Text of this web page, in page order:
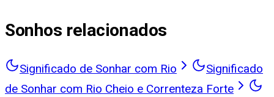
Sonhos relacionados
Significado de Sonhar com Rio
Significado
de Sonhar com Rio Cheio e Correnteza Forte